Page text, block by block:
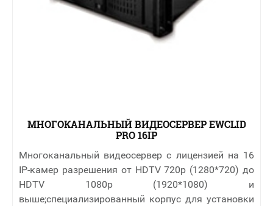
МНОГОКАНАЛЬНЫЙ ВИДЕОСЕРВЕР EWCLID
PRO 16IP
Многоканальный видеосервер с лицензией на 16
IP-камер разрешения от HDTV 720p (1280*720) до
HDTV 1080p (1920*1080) и
выше;специализированный корпус для установки